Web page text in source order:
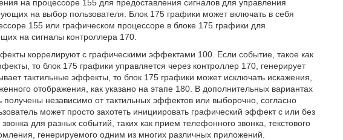
на процессоре 155 для предоставления сигналов для управления
на выбор пользователя. Блок 175 графики может включать в себя
155 или графическом процессоре в блоке 175 графики для
на сигналы контроллера 170.
коррелируют с графическими эффектами 100. Если событие, такое как
то блок 175 графики управляется через контроллер 170, генерирует
тактильные эффекты, то блок 175 графики может исключать искажения,
отображения, как указано на этапе 180. В дополнительных вариантах
независимо от тактильных эффектов или выборочно, согласно
может просто захотеть инициировать графический эффект с или без
для разных событий, таких как прием телефонного звонка, текстового
генерируемого одним из многих различных приложений.